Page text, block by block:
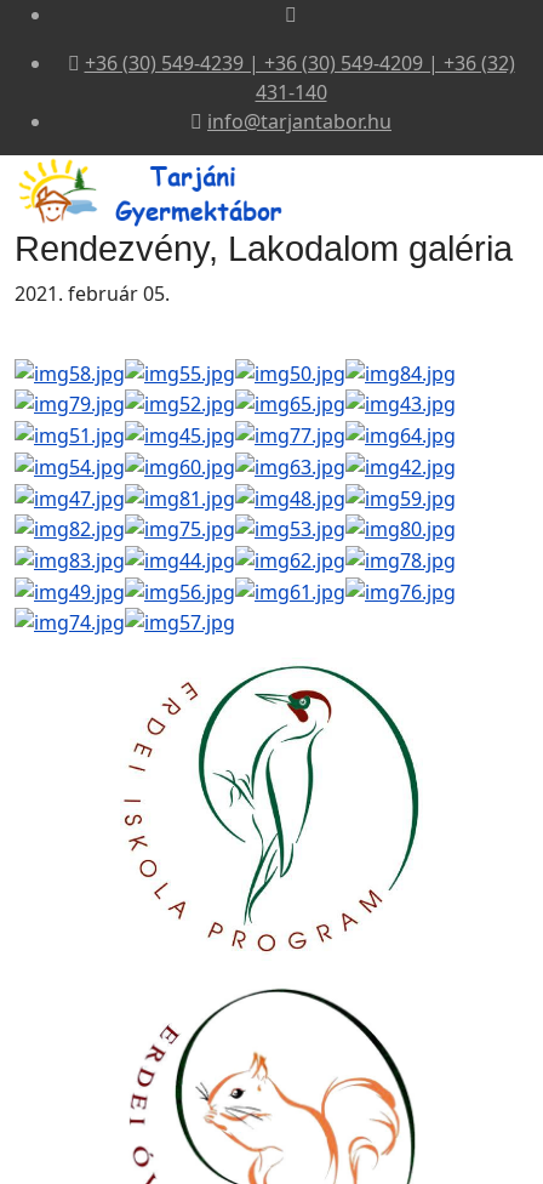
+36 (30) 549-4239 | +36 (30) 549-4209 | +36 (32)
431-140
info@tarjantabor.hu
Rendezvény, Lakodalom galéria
2021. február 05.
, author/s Vasiljevski&